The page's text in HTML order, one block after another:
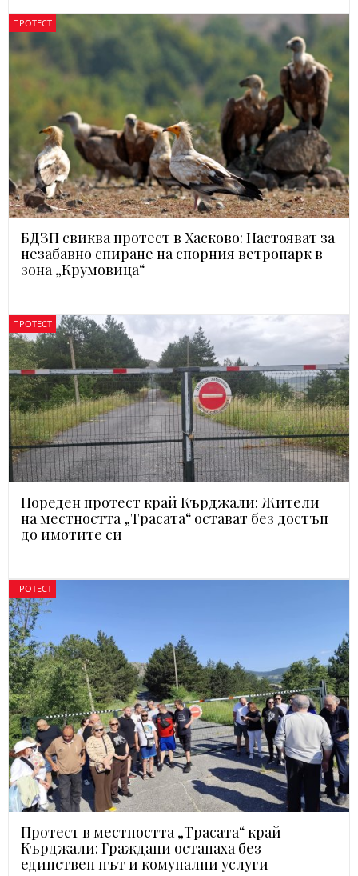
ПРОТЕСТ
БДЗП свиква протест в Хасково: Настояват за
незабавно спиране на спорния ветропарк в
зона „Крумовица“
ПРОТЕСТ
Пореден протест край Кърджали: Жители
на местността „Трасата“ остават без достъп
до имотите си
ПРОТЕСТ
Протест в местността „Трасата“ край
Кърджали: Граждани останаха без
единствен път и комунални услуги